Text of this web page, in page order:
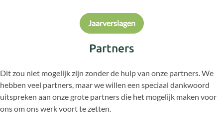
Jaarverslagen
Partners
Dit zou niet mogelijk zijn zonder de hulp van onze partners. We
hebben veel partners, maar we willen een speciaal dankwoord
uitspreken aan onze grote partners die het mogelijk maken voor
ons om ons werk voort te zetten.